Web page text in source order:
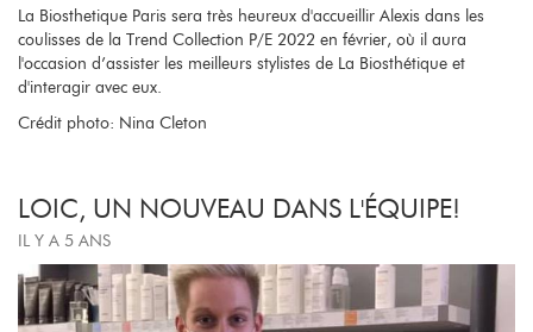
La Biosthetique Paris sera très heureux d'accueillir Alexis dans les
coulisses de la Trend Collection P/E 2022 en février, où il aura
l'occasion d’assister les meilleurs stylistes de La Biosthétique et
d'interagir avec eux.
Crédit photo: Nina Cleton
LOIC, UN NOUVEAU DANS L'ÉQUIPE!
IL Y A 5 ANS